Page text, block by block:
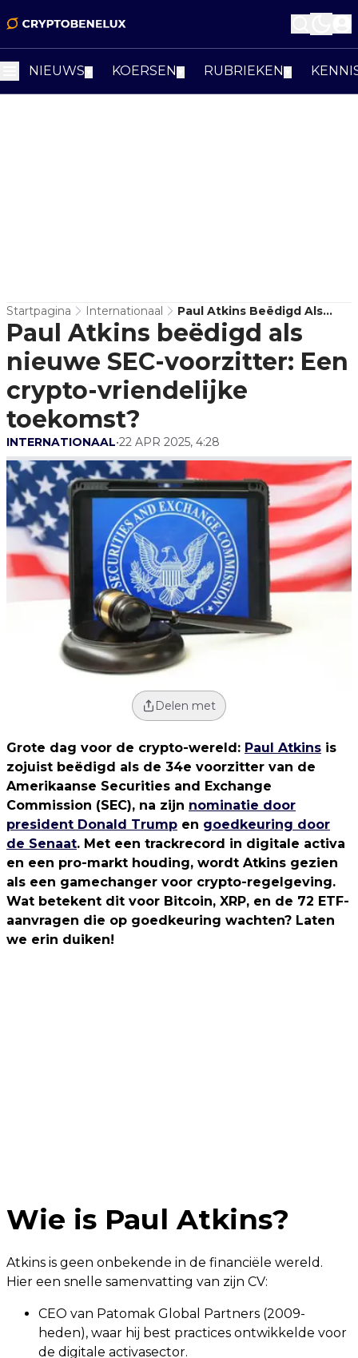
NIEUWS KOERSEN RUBRIEKEN
Startpagina Internationaal
Paul Atkins Beëdigd Als
Nieuwe SEC-Voorzitter: Een
Crypto-Vriendelijke
Toekomst?
Paul Atkins beëdigd als
nieuwe SEC-voorzitter: Een
crypto-vriendelijke
toekomst?
INTERNATIONAAL•22 APR 2025, 4:28
Delen met
Grote dag voor de crypto-wereld: Paul Atkins is
zojuist beëdigd als de 34e voorzitter van de
Amerikaanse Securities and Exchange
Commission (SEC), na zijn nominatie door
president Donald Trump en goedkeuring door
de Senaat. Met een trackrecord in digitale activa
en een pro-markt houding, wordt Atkins gezien
als een gamechanger voor crypto-regelgeving.
Wat betekent dit voor Bitcoin, XRP, en de 72 ETF-
aanvragen die op goedkeuring wachten? Laten
we erin duiken!
Wie is Paul Atkins?
Atkins is geen onbekende in de financiële wereld.
Hier een snelle samenvatting van zijn CV:
CEO van Patomak Global Partners (2009-
heden), waar hij best practices ontwikkelde voor
de digitale activasector.